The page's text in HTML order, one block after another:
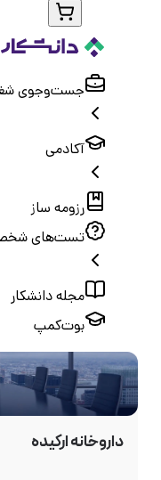
جست‌و‌جوی
آکادمی
رزومه ساز
تست‌های
مجله دانشکار
بوت‌کمپ
داروخانه ارکیده